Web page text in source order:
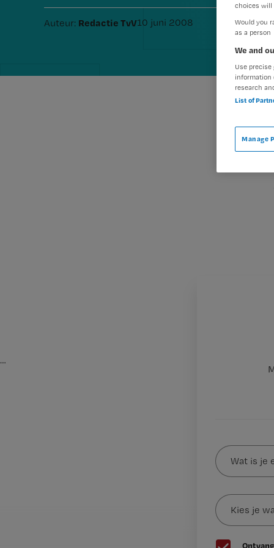
Auteur: Redactie TvV10 juni 2008
Wat
is
je
mailadres?
*
Kies
je
wachtwoord
G
…
choices will
Would you
as a person
We and
Use
information
research
List of
Manage